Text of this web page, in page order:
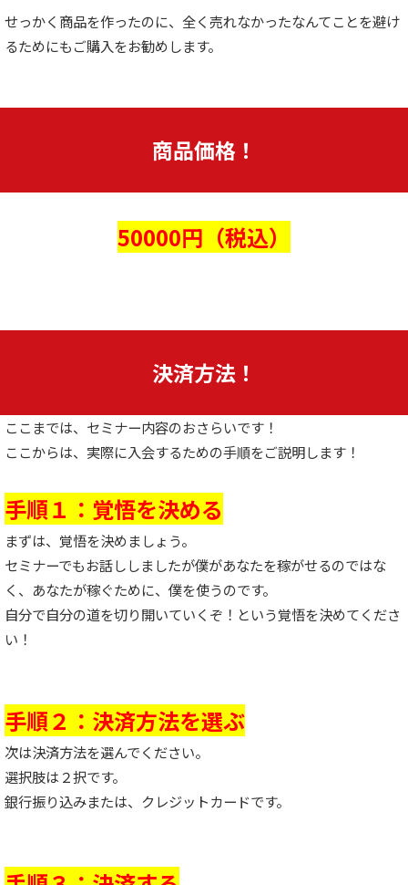
せっかく商品を作ったのに、全く売れなかったなんてことを避け
るためにもご購入をお勧めします。
商品価格！
50000円（税込）
決済方法！
ここまでは、セミナー内容のおさらいです！
ここからは、実際に入会するための手順をご説明します！
手順１：覚悟を決める
まずは、覚悟を決めましょう。
セミナーでもお話ししましたが僕があなたを稼がせるのではな
く、あなたが稼ぐために、僕を使うのです。
自分で自分の道を切り開いていくぞ！という覚悟を決めてくださ
い！
手順２：決済方法を選ぶ
次は決済方法を選んでください。
選択肢は２択です。
銀行振り込みまたは、クレジットカードです。